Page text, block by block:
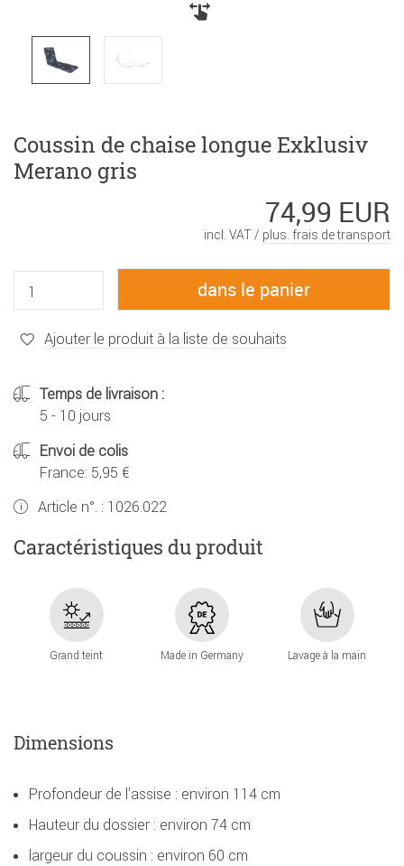
Coussin de chaise longue Exklusiv
Merano gris
74,99 EUR
incl. VAT / plus. frais de transport
Ajouter le produit à la liste de souhaits
Temps de livraison :
5 - 10 jours
Envoi de colis
France: 5,95 €
Article n°. : 1026.022
Caractéristiques du produit
Grand teint Made in Germany Lavage à la main
Dimensions
Profondeur de l'assise : environ 114 cm
Hauteur du dossier : environ 74 cm
largeur du coussin : environ 60 cm